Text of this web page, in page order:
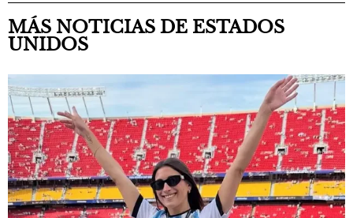
MÁS NOTICIAS DE ESTADOS
UNIDOS